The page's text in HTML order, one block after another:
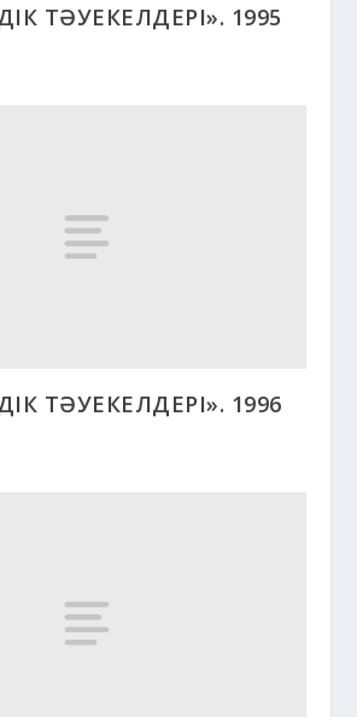
ТӘУЕКЕЛДЕРІ». 1995
ТӘУЕКЕЛДЕРІ». 1996